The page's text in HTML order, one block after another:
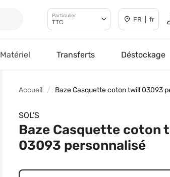
Particulier
TTC FR | fr
Matériel Transferts Déstockage
Accueil Baze Casquette coton twill 03093
SOL'S
Baze Casquette coton
03093 personnalisé